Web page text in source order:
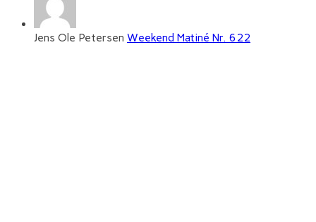
Jens Ole Petersen Weekend Matiné Nr. 622